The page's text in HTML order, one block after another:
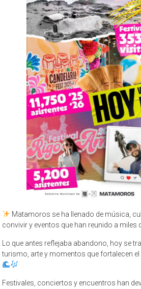
Matamoros se ha llenado de música,
convivir y eventos que han reunido a miles
Lo que antes reflejaba abandono, hoy se
turismo, arte y momentos que fortalecen el
Festivales, conciertos y encuentros han